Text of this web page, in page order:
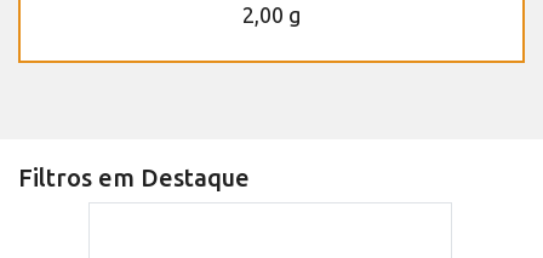
2,00 g
Filtros em Destaque